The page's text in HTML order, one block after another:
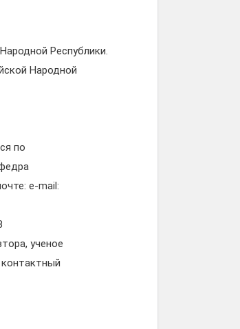
Республики.
Народной
по
e-mail:
ученое